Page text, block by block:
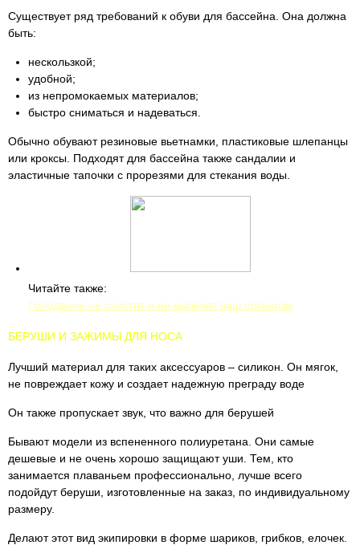
Существует ряд требований к обуви для бассейна. Она должна
быть:
нескользкой;
удобной;
из непромокаемых материалов;
быстро сниматься и надеваться.
Обычно обувают резиновые вьетнамки, пластиковые шлепанцы
или кроксы. Подходят для бассейна также сандалии и
эластичные тапочки с прорезями для стекания воды.
Читайте также:
Голодание не очистит и не вылечит ваш организм
БЕРУШИ И ЗАЖИМЫ ДЛЯ НОСА
Лучший материал для таких аксессуаров – силикон. Он мягок,
не повреждает кожу и создает надежную преграду воде
Он также пропускает звук, что важно для берушей
Бывают модели из вспененного полиуретана. Они самые
дешевые и не очень хорошо защищают уши. Тем, кто
занимается плаваньем профессионально, лучше всего
подойдут беруши, изготовленные на заказ, по индивидуальному
размеру.
Делают этот вид экипировки в форме шариков, грибков, елочек.